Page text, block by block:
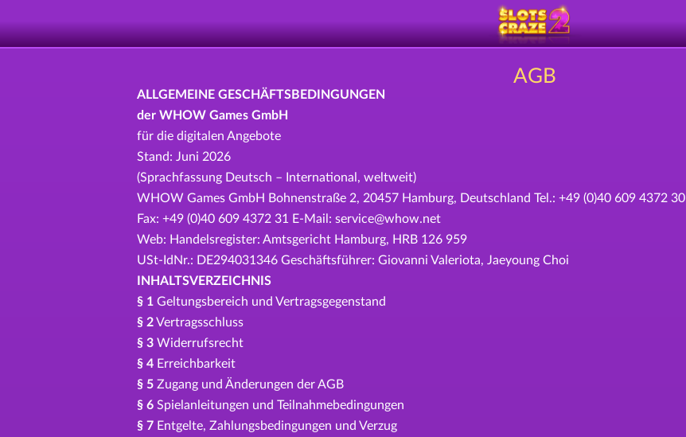
AGB
ALLGEMEINE GESCHÄFTSBEDINGUNGEN
der WHOW Games GmbH
für die digitalen Angebote
Stand: Juni 2026
(Sprachfassung Deutsch – International, weltweit)
WHOW Games GmbH Bohnenstraße 2, 20457 Hamburg, Deutschland Tel.: +49 (0)40 609 4372 30
Fax: +49 (0)40 609 4372 31 E-Mail: service@whow.net
Web: Handelsregister: Amtsgericht Hamburg, HRB 126 959
USt-IdNr.: DE294031346 Geschäftsführer: Giovanni Valeriota, Jaeyoung Choi
INHALTSVERZEICHNIS
§ 1 Geltungsbereich und Vertragsgegenstand
§ 2Vertragsschluss
§ 3 Widerrufsrecht
§ 4 Erreichbarkeit
§ 5 Zugang und Änderungen der AGB
§ 6 Spielanleitungen und Teilnahmebedingungen
§ 7 Entgelte, Zahlungsbedingungen und Verzug